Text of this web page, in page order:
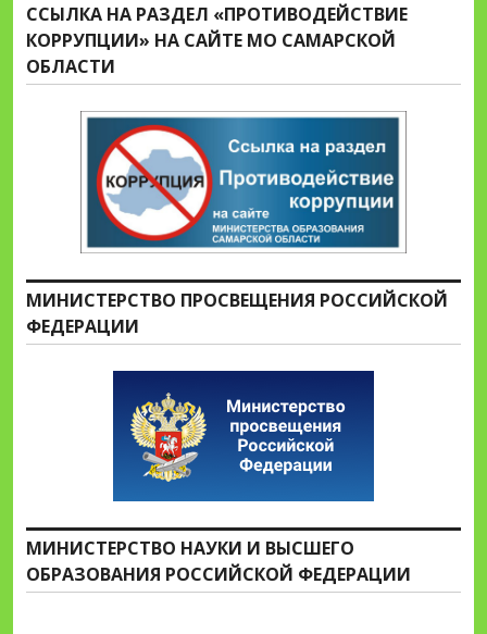
ССЫЛКА НА РАЗДЕЛ «ПРОТИВОДЕЙСТВИЕ
КОРРУПЦИИ» НА САЙТЕ МО САМАРСКОЙ
ОБЛАСТИ
МИНИСТЕРСТВО ПРОСВЕЩЕНИЯ РОССИЙСКОЙ
ФЕДЕРАЦИИ
МИНИСТЕРСТВО НАУКИ И ВЫСШЕГО
ОБРАЗОВАНИЯ РОССИЙСКОЙ ФЕДЕРАЦИИ